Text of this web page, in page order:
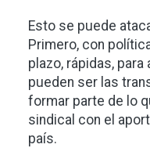
Esto se puede
Primero, con
plazo, rápidas,
pueden ser las
formar parte de lo
sindical con el
país.